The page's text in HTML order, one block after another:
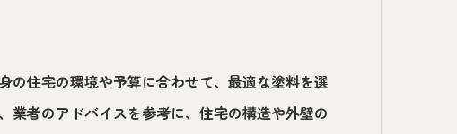
の住宅の環境や予算に合わせて、最適な塗料を選
業者のアドバイスを参考に、住宅の構造や外壁の